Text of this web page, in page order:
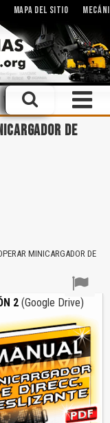
MAPA DEL SITIO
Voladura Mecánica
DE
MINICARGADOR DE
2 (Google Drive)